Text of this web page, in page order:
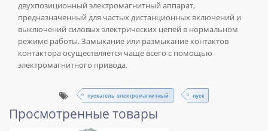
двухпозиционный электромагнитный аппарат,
предназначенный для частых дистанционных включений и
выключений силовых электрических цепей в нормальном
режиме работы. Замыкание или размыкание контактов
контактора осуществляется чаще всего с помощью
электромагнитного привода.
пускатель электромагнитный пуск
Просмотренные товары